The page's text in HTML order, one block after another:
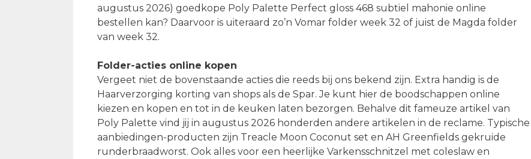
augustus 2026) goedkope Poly Palette Perfect gloss 468 subtiel mahonie online
bestellen kan? Daarvoor is uiteraard zo’n Vomar folder week 32 of juist de Magda folder
van week 32.
Folder-acties online kopen
Vergeet niet de bovenstaande acties die reeds bij ons bekend zijn. Extra handig is de
Haarverzorging korting van shops als de Spar. Je kunt hier de boodschappen online
kiezen en kopen en tot in de keuken laten bezorgen. Behalve dit fameuze artikel van
Poly Palette vind jij in augustus 2026 honderden andere artikelen in de reclame. Typische
aanbiedingen-producten zijn Treacle Moon Coconut set en AH Greenfields gekruide
runderbraadworst. Ook alles voor een heerlijke Varkensschnitzel met coleslaw en